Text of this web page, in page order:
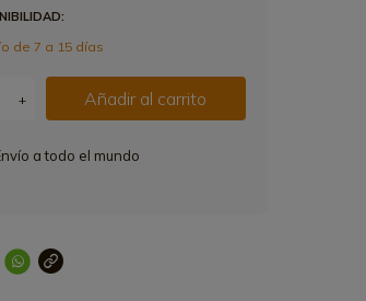
de 7 a 15 días
+ Añadir al carrito
a todo el mundo